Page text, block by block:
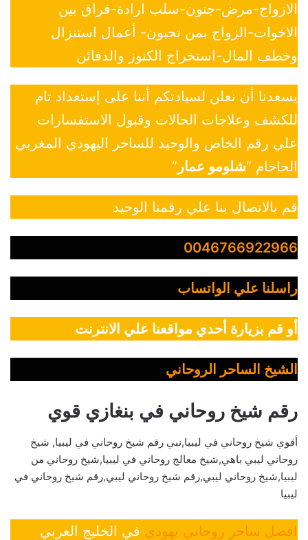
الازواج-مرض-جنون-سلب ارادة-فراق بين
الاخوات-الزواج بمن تحبون- أعمال استنزال
وخطف المال-استخراج الكنوز والدفائن
يسعدنا أن نعلن لسيادتكم أننا على إستعداد تام
للكشف وعلاجات الحالات وقبول الاستفسارات
علي رقم الخاص والوحيد للساحر اليهودي المغربي
الحاخام “شلومو عمار ”
قم بالاتصال بنا علي رقمنا الوحيد
0046766922966
راسلنا علي الواتساب
أو قم بزيارة أحدي مواقعنا علي الانترنت
الشيخ الساحر الروحاني
رقم شيخ روحاني في بنغازي قوي
أقوي شيخ روحاني في ليبيا,نبي رقم شيخ روحاني في ليبيا, شيخ
روحاني ليبي باهي,شيخ معالج روحاني في ليبيا,شيخ روحاني من
ليبيا,شيخ روحاني ليبي,رقم شيخ روحاني ليبي,رقم شيخ روحاني في
ليبيا
افضل ساحر روحاني يهودي في الخليج العربي